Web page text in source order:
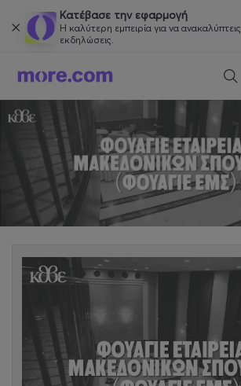
Κατέβασε την εφαρμογή
Η καλύτερη εμπειρία για να ανακαλύπτεις
εκδηλώσεις.